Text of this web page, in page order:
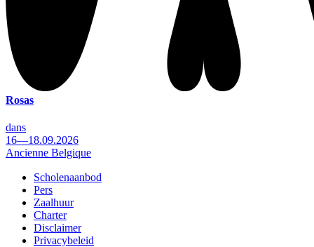
Rosas
dans
16—18.09.2026
Ancienne Belgique
Footer
Scholenaanbod
Pers
Zaalhuur
Charter
Disclaimer
Privacybeleid